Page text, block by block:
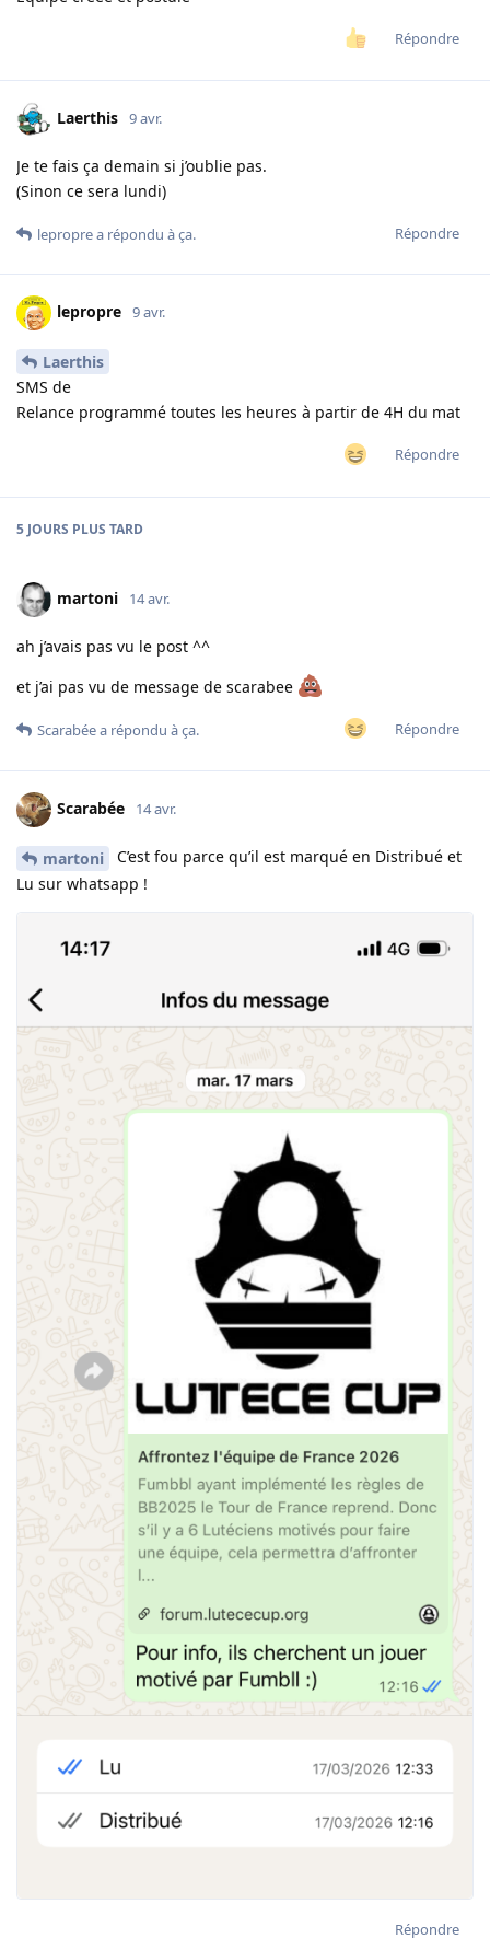
Répondre
Laerthis 9 avr.
Je te fais ça demain si j’oublie pas.
(Sinon ce sera lundi)
Répondre
leproprea répondu à ça.
lepropre 9 avr.
Laerthis
SMS de
Relance programmé toutes les heures à partir de 4H du mat
Répondre
5 JOURS PLUS TARD
martoni 14 avr.
ah j’avais pas vu le post ^^
et j’ai pas vu de message de scarabee
Répondre
Scarabéea répondu à ça.
Scarabée 14 avr.
martoni
C’est fou parce qu’il est marqué en Distribué et
Lu sur whatsapp !
Répondre